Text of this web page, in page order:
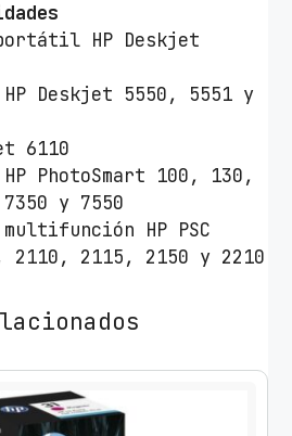
HP Deskjet
Deskjet 5550, 5551 y
6110
PhotoSmart 100, 130,
y 7550
HP PSC
2110, 2115, 2150 y 2210